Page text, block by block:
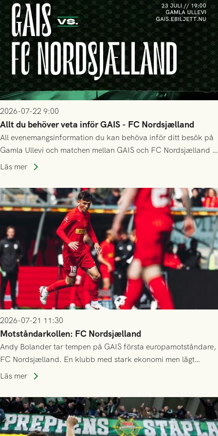
2026-07-22 9:00
Allt du behöver veta inför GAIS - FC Nordsjælland
All evenemangsinformation du kan behöva inför ditt besök på
Gamla Ullevi och matchen mellan GAIS och FC Nordsjælland i
kvalet till Conference League! Avspark kl 19.00 på torsdag
Läs mer
2026-07-21 11:30
Motståndarkollen: FC Nordsjælland
Andy Bolander tar tempen på GAIS första europamotståndare,
FC Nordsjælland. En klubb med stark ekonomi men lågt
publiksnitt, ett lag med både kollektiv styrka och individuell
Läs mer